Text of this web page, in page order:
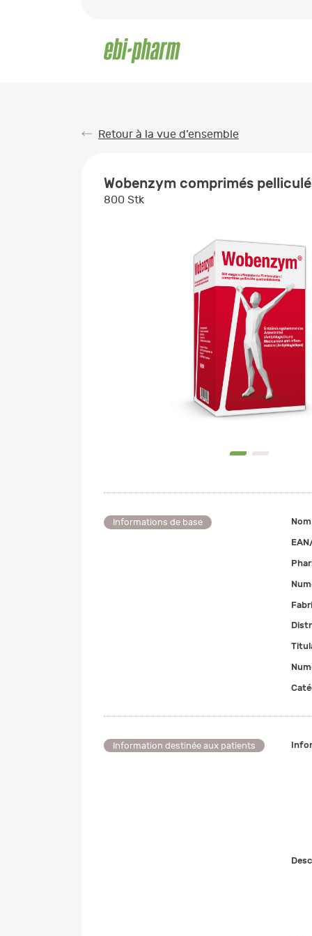
Retour à la vue d’ensemble
Wobenzym comprimés
800 Stk
Informations de base
Nom
Information destinée aux patients